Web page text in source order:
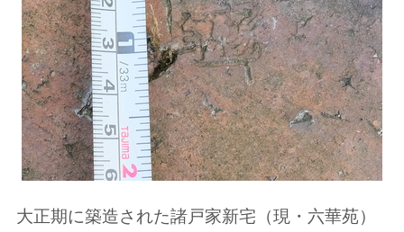
大正期に築造された諸戸家新宅（現・六華苑）